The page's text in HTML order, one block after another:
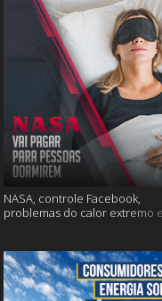
NASA, controle Facebook,
problemas do calor extremo e